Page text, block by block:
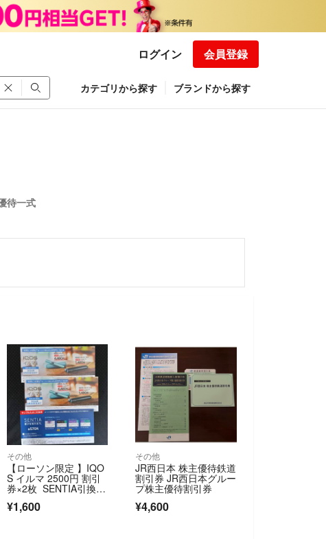
ログイン 会員登録
カテゴリから探す ブランドから探す
待一式
その他
【ローソン限定 】IQO
S イルマ 2500円 割引
券×2枚 SENTIA引換券
×1枚
¥1,600
その他
JR西日本 株主優待鉄道
割引券 JR西日本グルー
プ株主優待割引券
¥4,600